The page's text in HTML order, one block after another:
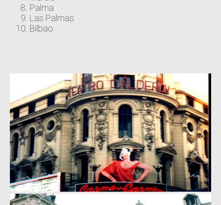
Palma
Las Palmas
Bilbao